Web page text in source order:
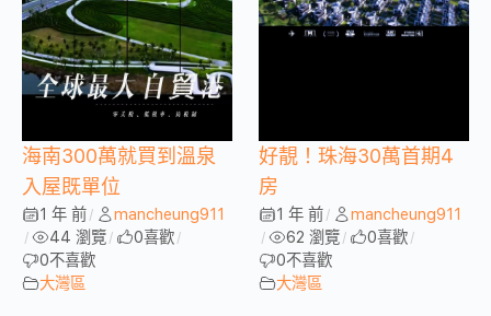
海南300萬就買到溫泉
入屋既單位
1 年 前 / mancheung911
/ 44 瀏覽 / 0喜歡 /
0不喜歡
大灣區
好靚！珠海30萬首期4
房
1 年 前 / mancheung911
/ 62 瀏覽 / 0喜歡 /
0不喜歡
大灣區